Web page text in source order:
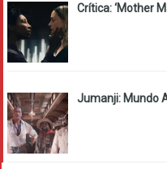
Crítica: ‘Mother
Jumanji: Mundo